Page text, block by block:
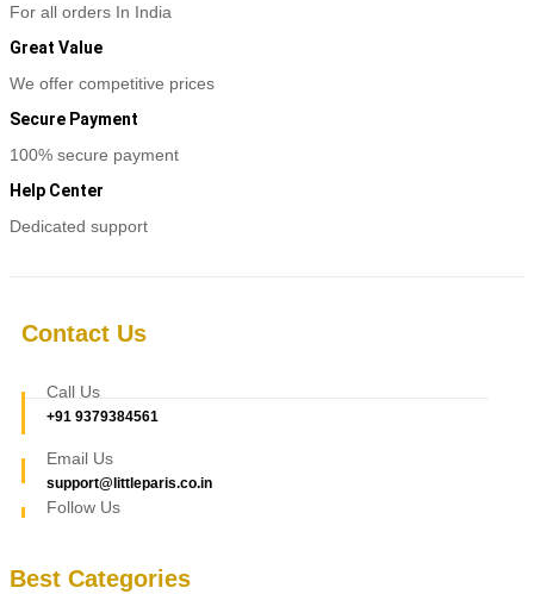
For all orders In India
Great Value
We offer competitive prices
Secure Payment
100% secure payment
Help Center
Dedicated support
Contact Us
Call Us
+91 9379384561
Email Us
support@littleparis.co.in
Follow Us
Best Categories